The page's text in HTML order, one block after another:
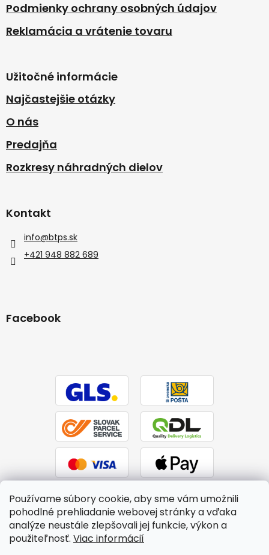
Používame súbory cookie, aby sme vám umožnili
pohodlné prehliadanie webovej stránky a vďaka
analýze neustále zlepšovali jej funkcie, výkon a
použiteľnosť. Viac informácií
Podmienky ochrany osobných údajov
Reklamácia a vrátenie tovaru
Užitočné informácie
Najčastejšie otázky
O nás
Predajňa
Rozkresy náhradných dielov
Kontakt
info@btps.sk
+421 948 882 689
Facebook